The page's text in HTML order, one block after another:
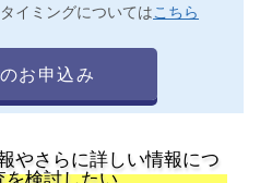
イミングについてはこちら
お申込み
やさらに詳しい情報につ